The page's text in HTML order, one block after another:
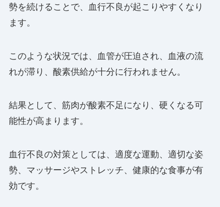
勢を続けることで、血行不良が起こりやすくなり
ます。
このような状況では、血管が圧迫され、血液の流
れが滞り、酸素供給が十分に行われません。
結果として、筋肉が酸素不足になり、硬くなる可
能性が高まります。
血行不良の対策としては、適度な運動、適切な姿
勢、マッサージやストレッチ、健康的な食事が有
効です。